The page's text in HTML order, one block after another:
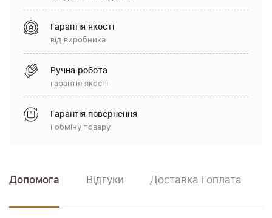
Гарантія якості
від виробника
Ручна робота
гарантія якості
Гарантія повернення
і обміну товару
Допомога Відгуки Доставка і оплата